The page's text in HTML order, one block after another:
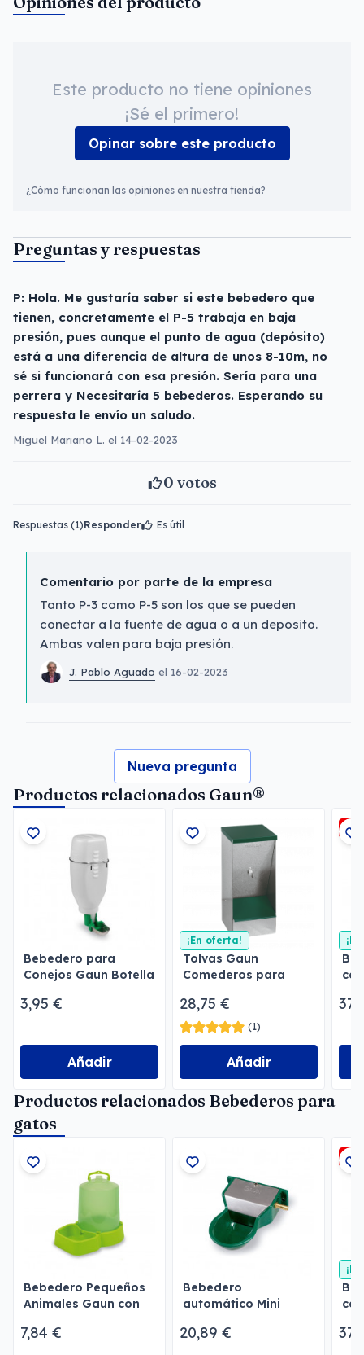
Este producto no tiene opiniones
¡Sé el primero!
Opinar sobre este producto
¿Cómo funcionan las opiniones en nuestra tienda?
Preguntas y respuestas
P: Hola. Me gustaría saber si este bebedero que
tienen, concretamente el P-5 trabaja en baja
presión, pues aunque el punto de agua (depósito)
está a una diferencia de altura de unos 8-10m, no
sé si funcionará con esa presión. Sería para una
perrera y Necesitaría 5 bebederos. Esperando su
respuesta le envío un saludo.
Miguel Mariano L. el 14-02-2023
0 votos
Respuestas (1)Responder Es útil
Comentario por parte de la empresa
Tanto P-3 como P-5 son los que se pueden
conectar a la fuente de agua o a un deposito.
Ambas valen para baja presión.
J. Pablo Aguado el 16-02-2023
Nueva pregunta
Productos relacionados Gaun®
Bebedero para
Conejos Gaun Botella
3,95 €
Añadir
¡En oferta!
Tolvas Gaun
Comederos para
28,75 €
(1)
Añadir
-
Productos relacionados Bebederos para
gatos
Bebedero Pequeños
Animales Gaun con
7,84 €
Bebedero
automático Mini
animales
20,89 €
-